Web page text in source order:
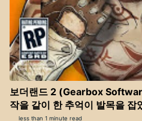
보더랜드 2 (Gearbox
작을 같이 한 추억이 발목을 잡
less than 1 minute read